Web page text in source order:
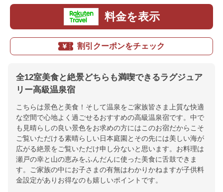
料金を表示
割引クーポンをチェック
全12室美食と絶景どちらも満喫できるラグジュア
リー高級温泉宿
こちらは景色と美食！そして温泉をご家族皆さま上質な快適
な空間で心地よく過ごせるおすすめの高級温泉宿です。中で
も見晴らしの良い景色をお求めの方にはこのお宿だからこそ
ご覧いただける素晴らしい日本庭園とその先には美しい海が
広がる絶景をご覧いただけ申し分ないと思います。お料理は
瀬戸の幸と山の恵みをふんだんに使った美食に舌鼓できま
す。ご家族の中にお子さまの有無はわかりかねますが子供料
金設定がありお得なのも嬉しいポイントです。